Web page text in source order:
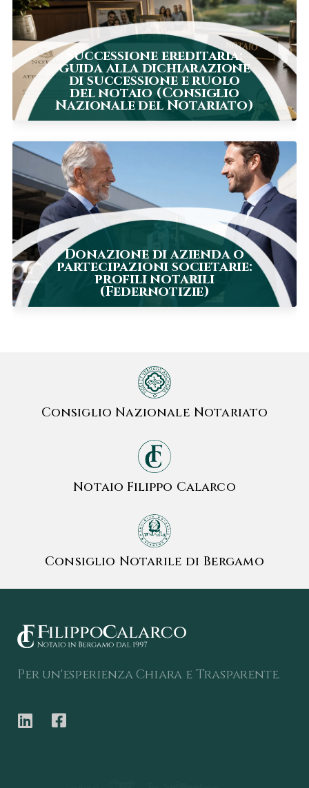
Successione ereditaria:
guida alla dichiarazione
di successione e ruolo
del notaio (Consiglio
Nazionale del Notariato)
Donazione di azienda o
partecipazioni societarie:
profili notarili
(Federnotizie)
Consiglio Nazionale Notariato
Notaio Filippo Calarco
Consiglio Notarile di Bergamo
Per un'esperienza Chiara e Trasparente.